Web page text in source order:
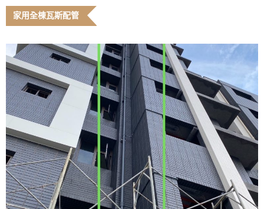
家用全棟瓦斯配管